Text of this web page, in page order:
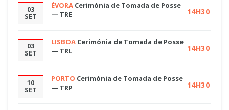
03
SET
ÉVORA Cerimónia de Tomada de Posse
— TRE
14H30
03
SET
LISBOA Cerimónia de Tomada de Posse
— TRL
14H30
10
SET
PORTO Cerimónia de Tomada de Posse
— TRP
14H30